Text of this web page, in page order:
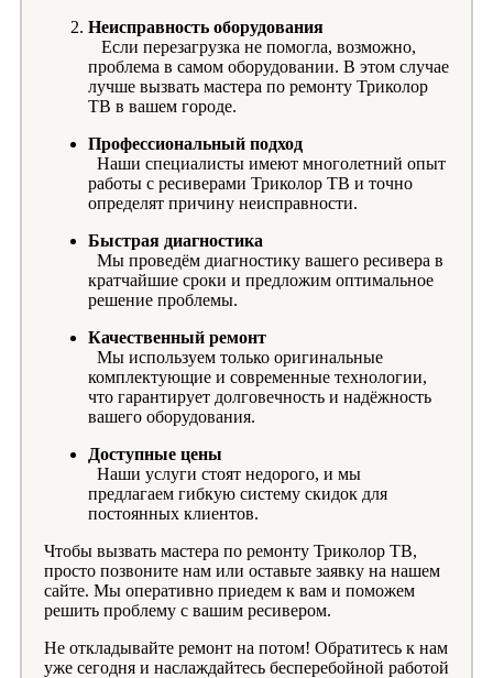
Неисправность оборудования
Если перезагрузка не помогла, возможно,
проблема в самом оборудовании. В этом случае
лучше вызвать мастера по ремонту Триколор
ТВ в вашем городе.
Профессиональный подход
Наши специалисты имеют многолетний опыт
работы с ресиверами Триколор ТВ и точно
определят причину неисправности.
Быстрая диагностика
Мы проведём диагностику вашего ресивера в
кратчайшие сроки и предложим оптимальное
решение проблемы.
Качественный ремонт
Мы используем только оригинальные
комплектующие и современные технологии,
что гарантирует долговечность и надёжность
вашего оборудования.
Доступные цены
Наши услуги стоят недорого, и мы
предлагаем гибкую систему скидок для
постоянных клиентов.
Чтобы вызвать мастера по ремонту Триколор ТВ,
просто позвоните нам или оставьте заявку на нашем
сайте. Мы оперативно приедем к вам и поможем
решить проблему с вашим ресивером.
Не откладывайте ремонт на потом! Обратитесь к нам
уже сегодня и наслаждайтесь бесперебойной работой